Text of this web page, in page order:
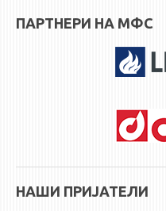
ПАРТНЕРИ НА МФС
НАШИ ПРИЈАТЕЛИ